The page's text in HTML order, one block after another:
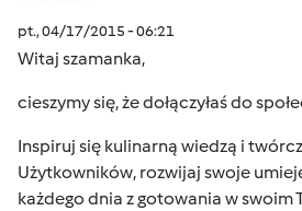
pt., 04/17/2015 - 06:21
Witaj szamanka,
cieszymy się, że dołączyłaś do
Inspiruj się kulinarną wiedzą i
Użytkowników, rozwijaj swoje
każdego dnia z gotowania w swoim